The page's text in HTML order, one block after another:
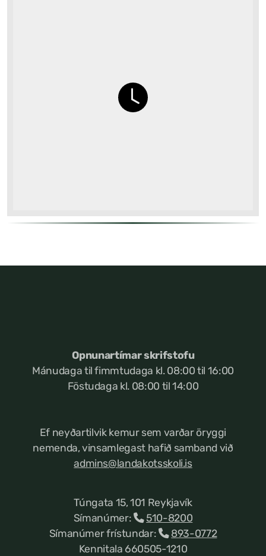
Opnunartímar skrifstofu
Mánudaga til fimmtudaga kl. 08:00 til 16:00
Föstudaga kl. 08:00 til 14:00
Ef neyðartilvik kemur sem varðar öryggi
nemenda, vinsamlegast hafið samband við
admins@landakotsskoli.is
Túngata 15, 101 Reykjavík
Símanúmer:
510-8200
Símanúmer frístundar:
893-0772
Kennitala 660505-1210